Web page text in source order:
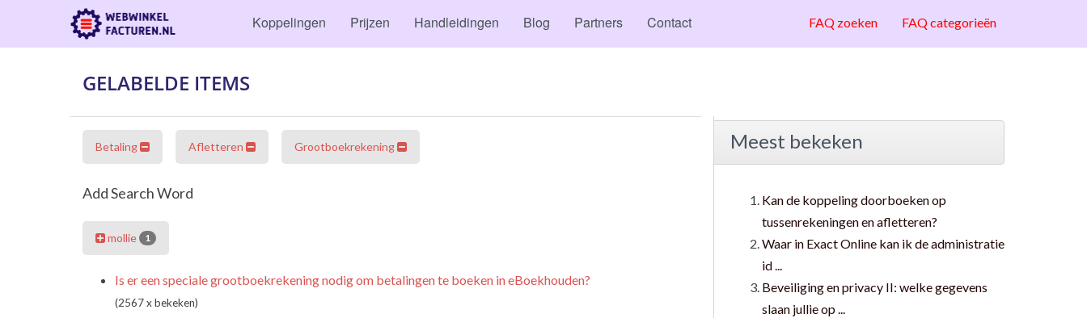
Koppelingen Prijzen Handleidingen Blog Partners Contact FAQ zoeken FAQ categorieën
GELABELDE ITEMS
Betaling Afletteren Grootboekrekening
Add Search Word
mollie 1
Is er een speciale grootboekrekening nodig om betalingen te boeken in eBoekhouden?
(2567 x bekeken)
Meest bekeken
Kan de koppeling doorboeken op
tussenrekeningen en afletteren?
Waar in Exact Online kan ik de administratie
id ...
Beveiliging en privacy II: welke gegevens
slaan jullie op ...